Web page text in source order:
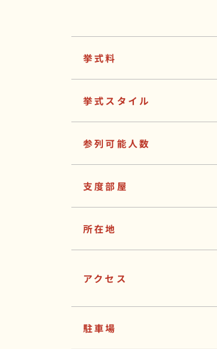
挙式料
挙式スタイル
参列可能人数
支度部屋
所在地
アクセス
駐車場